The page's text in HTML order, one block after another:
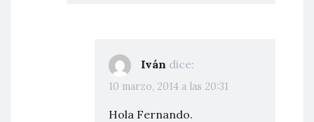
Iván dice:
10 marzo, 2014 a las 20:31
Hola Fernando.